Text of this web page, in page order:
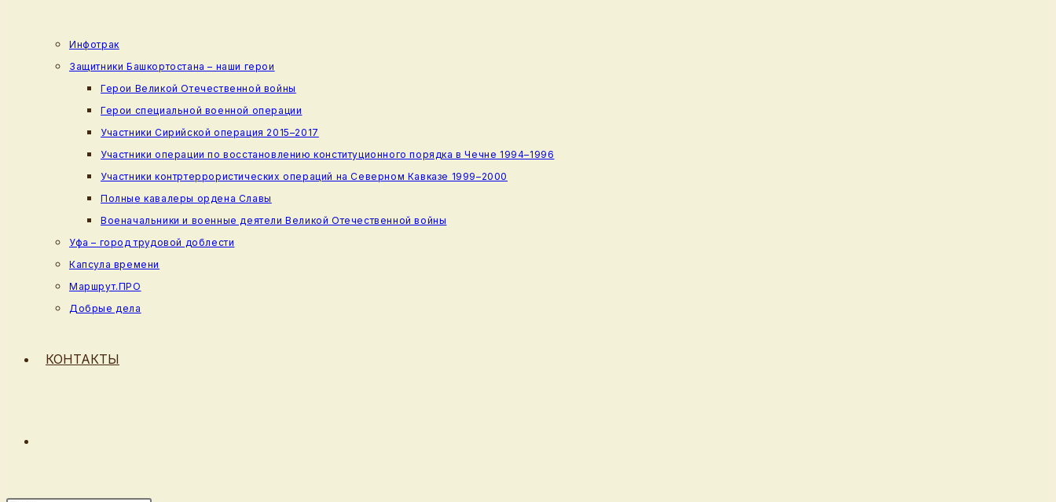
Инфотрак
Защитники Башкортостана – наши герои
Герои Великой Отечественной войны
Герои специальной военной операции
Участники Сирийской операция 2015–2017
Участники операции по восстановлению конституционного порядка в Чечне 1994–1996
Участники контртеррористических операций на Северном Кавказе 1999–2000
Полные кавалеры ордена Славы
Военачальники и военные деятели Великой Отечественной войны
Уфа – город трудовой доблести
Капсула времени
Маршрут.ПРО
Добрые дела
КОНТАКТЫ